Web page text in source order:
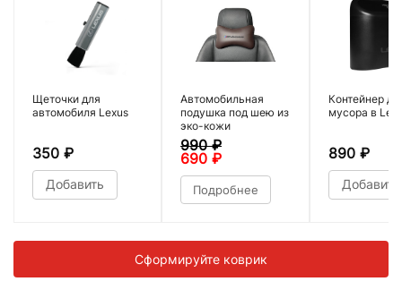
Щеточки для
автомобиля Lexus
350 ₽
Добавить
Автомобильная
подушка под шею из
эко-кожи
990₽
690 ₽
Подробнее
Контейнер
мусора в
890 ₽
Добавить
Сформируйте коврик